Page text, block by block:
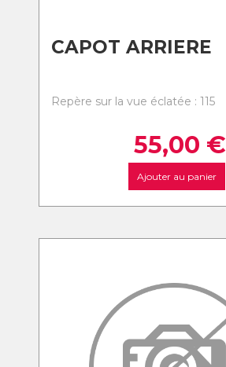
CAPOT ARRIERE
Repère sur la vue éclatée : 115
55,00 €
Ajouter au panier